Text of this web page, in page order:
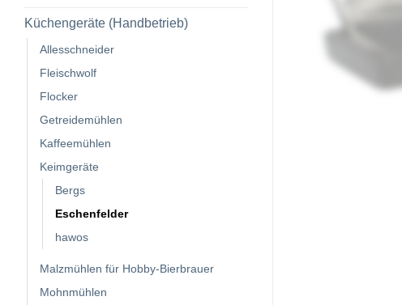
Küchengeräte (Handbetrieb)
Allesschneider
Fleischwolf
Flocker
Getreidemühlen
Kaffeemühlen
Keimgeräte
Bergs
Eschenfelder
hawos
Malzmühlen für Hobby-Bierbrauer
Mohnmühlen